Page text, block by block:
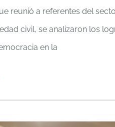
reunió a referentes del
civil, se analizaron los
en la